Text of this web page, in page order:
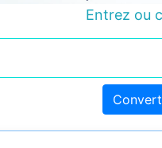
Entrez ou